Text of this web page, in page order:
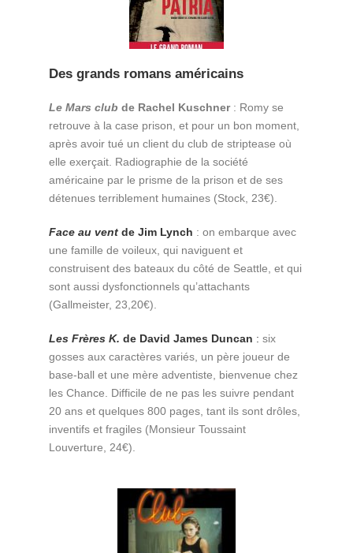
Des grands romans américains
Le Mars club de Rachel Kuschner: Romy se
retrouve à la case prison, et pour un bon moment,
après avoir tué un client du club de striptease où
elle exerçait. Radiographie de la société
américaine par le prisme de la prison et de ses
détenues terriblement humaines (Stock, 23€).
Face au vent de Jim Lynch : on embarque avec
une famille de voileux, qui naviguent et
construisent des bateaux du côté de Seattle, et qui
sont aussi dysfonctionnels qu’attachants
(Gallmeister, 23,20€).
Les Frères K. de David James Duncan : six
gosses aux caractères variés, un père joueur de
base-ball et une mère adventiste, bienvenue chez
les Chance. Difficile de ne pas les suivre pendant
20 ans et quelques 800 pages, tant ils sont drôles,
inventifs et fragiles (Monsieur Toussaint
Louverture, 24€).